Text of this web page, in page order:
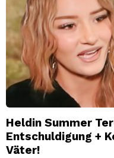
Heldin Summer
Entschuldigung +
Väter!